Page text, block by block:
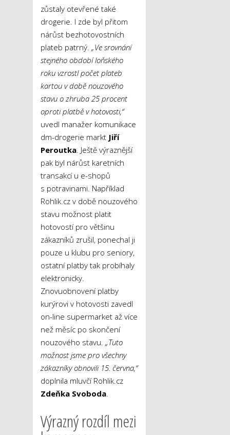
zůstaly otevřené také
drogerie. I zde byl přitom
nárůst bezhotovostních
plateb patrný. „Ve srovnání
stejného období loňského
roku vzrostl počet plateb
kartou v době nouzového
stavu o zhruba 25 procent
oproti platbě v hotovosti,“
uvedl manažer komunikace
dm-drogerie markt Jiří
Peroutka. Ještě výraznější
pak byl nárůst karetních
transakcí u e-shopů
s potravinami. Například
Rohlik.cz v době nouzového
stavu možnost platit
hotovostí pro většinu
zákazníků zrušil, ponechal ji
pouze u klubu pro seniory,
ostatní platby tak probíhaly
elektronicky.
Znovuobnovení platby
kurýrovi v hotovosti zavedl
on-line supermarket až více
než měsíc po skončení
nouzového stavu. „Tuto
možnost jsme pro všechny
zákazníky obnovili 15. června,“
doplnila mluvčí Rohlik.cz
Zdeňka Svoboda.
Výrazný rozdíl mezi